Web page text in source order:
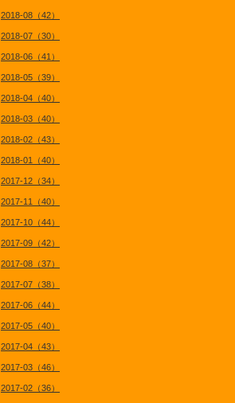
2018-08（42）
2018-07（30）
2018-06（41）
2018-05（39）
2018-04（40）
2018-03（40）
2018-02（43）
2018-01（40）
2017-12（34）
2017-11（40）
2017-10（44）
2017-09（42）
2017-08（37）
2017-07（38）
2017-06（44）
2017-05（40）
2017-04（43）
2017-03（46）
2017-02（36）